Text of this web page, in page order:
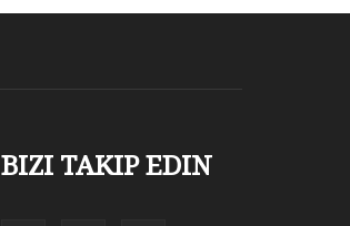
BIZI TAKIP EDIN